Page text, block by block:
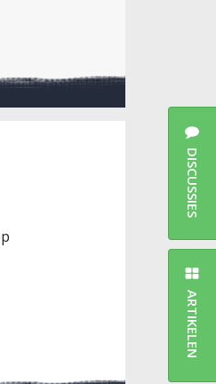
DISCUSSIES
ARTIKELEN